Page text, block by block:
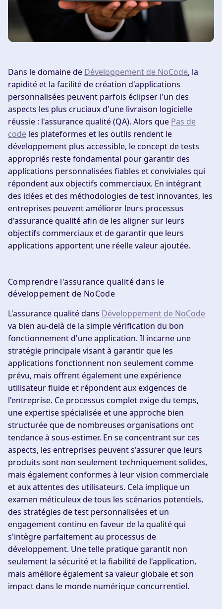
Dans le domaine de Développement de NoCode, la
rapidité et la facilité de création d'applications
personnalisées peuvent parfois éclipser l'un des
aspects les plus cruciaux d'une livraison logicielle
réussie : l'assurance qualité (QA). Alors que Pas de
code les plateformes et les outils rendent le
développement plus accessible, le concept de tests
appropriés reste fondamental pour garantir des
applications personnalisées fiables et conviviales qui
répondent aux objectifs commerciaux. En intégrant
des idées et des méthodologies de test innovantes, les
entreprises peuvent améliorer leurs processus
d'assurance qualité afin de les aligner sur leurs
objectifs commerciaux et de garantir que leurs
applications apportent une réelle valeur ajoutée.
Comprendre l'assurance qualité dans le
développement de NoCode
L'assurance qualité dans Développement de NoCode
va bien au-delà de la simple vérification du bon
fonctionnement d'une application. Il incarne une
stratégie principale visant à garantir que les
applications fonctionnent non seulement comme
prévu, mais offrent également une expérience
utilisateur fluide et répondent aux exigences de
l'entreprise. Ce processus complet exige du temps,
une expertise spécialisée et une approche bien
structurée que de nombreuses organisations ont
tendance à sous-estimer. En se concentrant sur ces
aspects, les entreprises peuvent s'assurer que leurs
produits sont non seulement techniquement solides,
mais également conformes à leur vision commerciale
et aux attentes des utilisateurs. Cela implique un
examen méticuleux de tous les scénarios potentiels,
des stratégies de test personnalisées et un
engagement continu en faveur de la qualité qui
s'intègre parfaitement au processus de
développement. Une telle pratique garantit non
seulement la sécurité et la fiabilité de l'application,
mais améliore également sa valeur globale et son
impact dans le monde numérique concurrentiel.